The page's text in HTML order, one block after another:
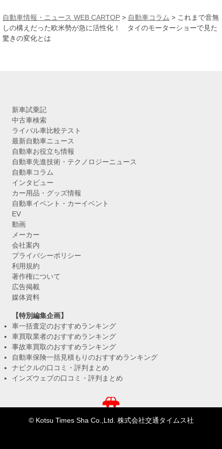
カ
イ
ブ
自動車情報・ニュース WEB CARTOP > 自動車コラム > これまで音無
しの構えだった欧米勢が急に活性化！ タイのモーターショーで見た
驚きの変化とは
新車試乗記
中古車検索
ライバル車比較テスト
最新自動車ニュース
自動車お役立ち情報
自動車先進技術・テクノロジーニュース
自動車コラム
インタビュー
カー用品・グッズ情報
自動車イベント・カーイベント
EV
動画
メーカー
会社案内
プライバシーポリシー
利用規約
著作権について
広告掲載
媒体資料
【特別編集企画】
車一括査定のおすすめランキング
車買取業者のおすすめランキング
事故車買取のおすすめランキング
自動車保険一括見積もりのおすすめランキング
ナビクルの口コミ・評判まとめ
インズウェブの口コミ・評判まとめ
© Kotsu Times Sha Co.,Ltd. 株式会社交通タイムス社